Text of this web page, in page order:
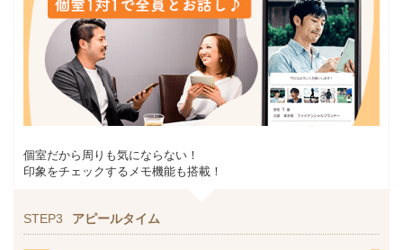
個室だから周りも気にならない！
印象をチェックするメモ機能も搭載！
STEP3 アピールタイム